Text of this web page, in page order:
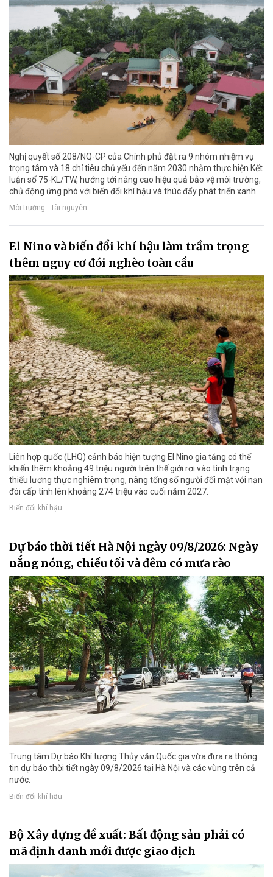
Nghị quyết số 208/NQ-CP của Chính phủ đặt ra 9 nhóm nhiệm vụ
trọng tâm và 18 chỉ tiêu chủ yếu đến năm 2030 nhằm thực hiện Kết
luận số 75-KL/TW, hướng tới nâng cao hiệu quả bảo vệ môi trường,
chủ động ứng phó với biến đổi khí hậu và thúc đẩy phát triển xanh.
Môi trường - Tài nguyên
El Nino và biến đổi khí hậu làm trầm trọng
thêm nguy cơ đói nghèo toàn cầu
Liên hợp quốc (LHQ) cảnh báo hiện tượng El Nino gia tăng có thể
khiến thêm khoảng 49 triệu người trên thế giới rơi vào tình trạng
thiếu lương thực nghiêm trọng, nâng tổng số người đối mặt với nạn
đói cấp tính lên khoảng 274 triệu vào cuối năm 2027.
Biến đổi khí hậu
Dự báo thời tiết Hà Nội ngày 09/8/2026: Ngày
nắng nóng, chiều tối và đêm có mưa rào
Trung tâm Dự báo Khí tượng Thủy văn Quốc gia vừa đưa ra thông
tin dự báo thời tiết ngày 09/8/2026 tại Hà Nội và các vùng trên cả
nước.
Biến đổi khí hậu
Bộ Xây dựng đề xuất: Bất động sản phải có
mã định danh mới được giao dịch